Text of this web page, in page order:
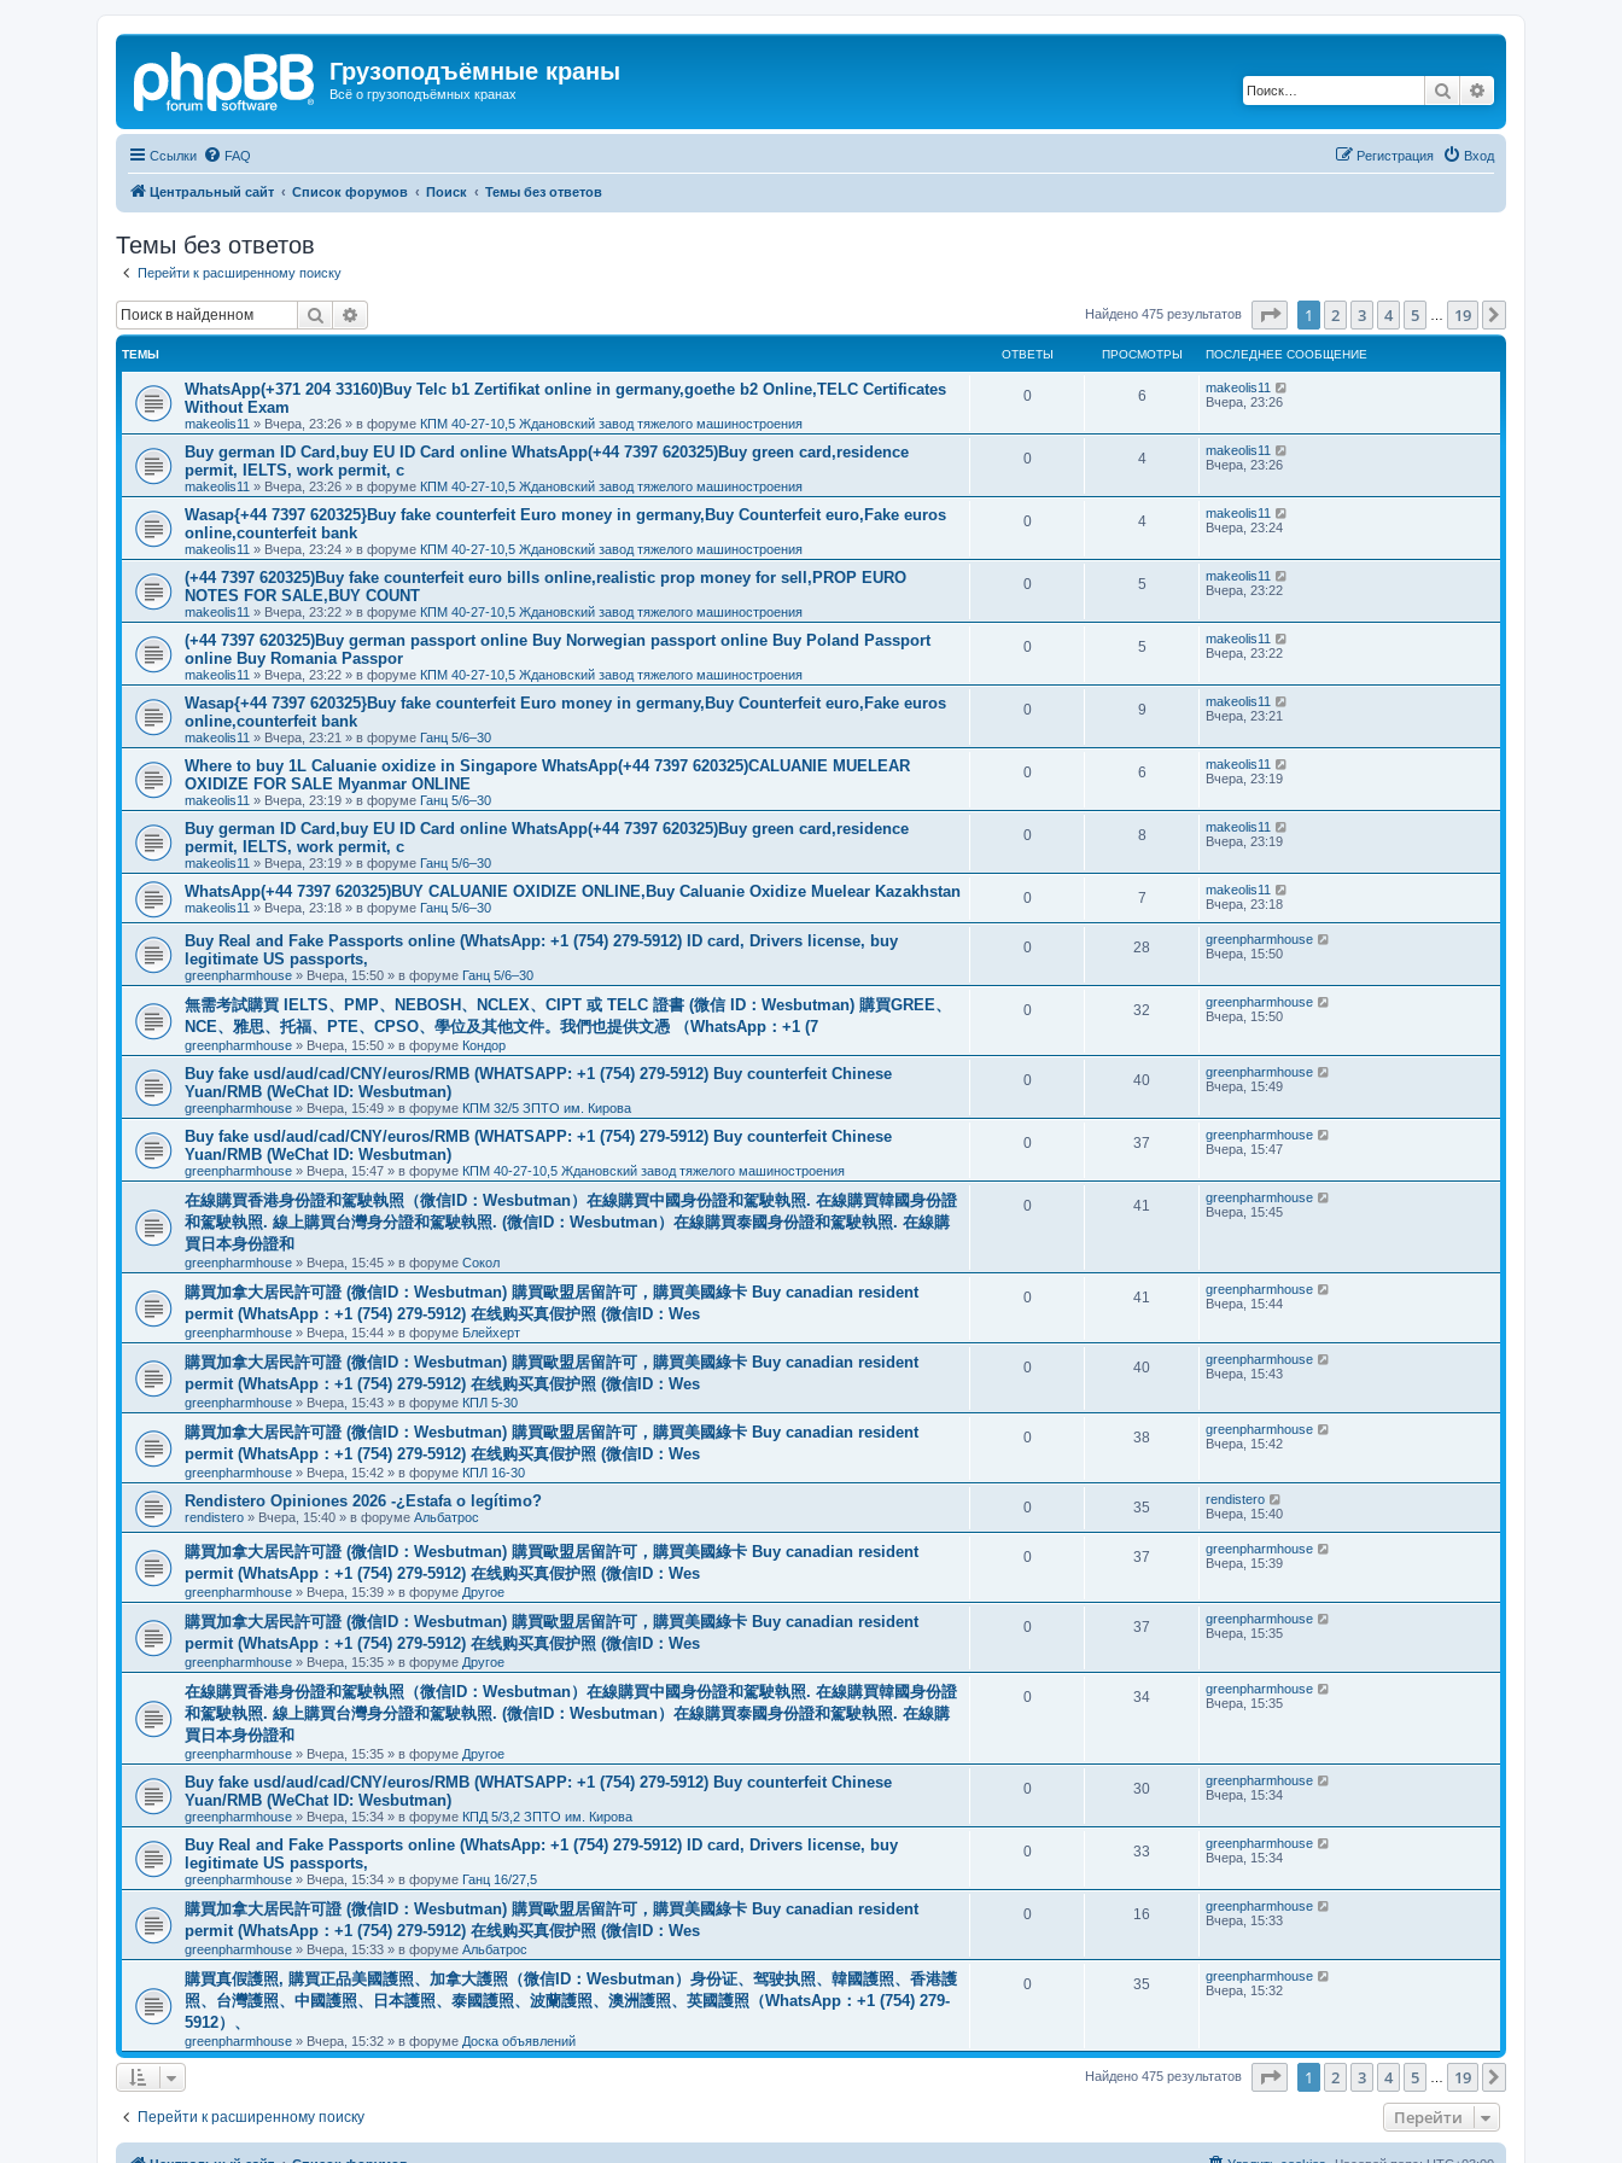
Грузоподъёмные краны
Всё о грузоподъёмных кранах Поиск
Ссылки FAQ Вход
Регистрация
Центральный сайт Список форумов Поиск Темы без ответов
Темы без ответов
Перейти к расширенному поиску
Поиск Найдено 475 результатов Страница1 из 19
1 2 3 4 5 19
ТЕМЫ ОТВЕТЫ ПРОСМОТРЫ ПОСЛЕДНЕЕ СООБЩЕНИЕ
WhatsApp(+371 204 33160)Buy Telc b1 Zertifikat online in germany,goethe b2 Online,TELC Certificates
Without Exam
makeolis11 » Вчера, 23:26 » в форуме КПМ 40-27-10,5 Ждановский завод тяжелого машиностроения
0 6
makeolis11
Вчера, 23:26
Buy german ID Card,buy EU ID Card online WhatsApp(+44 7397 620325)Buy green card,residence
permit, IELTS, work permit, c
makeolis11 » Вчера, 23:26 » в форуме КПМ 40-27-10,5 Ждановский завод тяжелого машиностроения
0 4
makeolis11
Вчера, 23:26
Wasap{+44 7397 620325}Buy fake counterfeit Euro money in germany,Buy Counterfeit euro,Fake euros
online,counterfeit bank
makeolis11 » Вчера, 23:24 » в форуме КПМ 40-27-10,5 Ждановский завод тяжелого машиностроения
0 4
makeolis11
Вчера, 23:24
(+44 7397 620325)Buy fake counterfeit euro bills online,realistic prop money for sell,PROP EURO
NOTES FOR SALE,BUY COUNT
makeolis11 » Вчера, 23:22 » в форуме КПМ 40-27-10,5 Ждановский завод тяжелого машиностроения
0 5
makeolis11
Вчера, 23:22
(+44 7397 620325)Buy german passport online Buy Norwegian passport online Buy Poland Passport
online Buy Romania Passpor
makeolis11 » Вчера, 23:22 » в форуме КПМ 40-27-10,5 Ждановский завод тяжелого машиностроения
0 5
makeolis11
Вчера, 23:22
Wasap{+44 7397 620325}Buy fake counterfeit Euro money in germany,Buy Counterfeit euro,Fake euros
online,counterfeit bank
makeolis11 » Вчера, 23:21 » в форуме Ганц 5/6–30
0 9
makeolis11
Вчера, 23:21
Where to buy 1L Caluanie oxidize in Singapore WhatsApp(+44 7397 620325)CALUANIE MUELEAR
OXIDIZE FOR SALE Myanmar ONLINE
makeolis11 » Вчера, 23:19 » в форуме Ганц 5/6–30
0 6
makeolis11
Вчера, 23:19
Buy german ID Card,buy EU ID Card online WhatsApp(+44 7397 620325)Buy green card,residence
permit, IELTS, work permit, c
makeolis11 » Вчера, 23:19 » в форуме Ганц 5/6–30
0 8
makeolis11
Вчера, 23:19
WhatsApp(+44 7397 620325)BUY CALUANIE OXIDIZE ONLINE,Buy Caluanie Oxidize Muelear Kazakhstan
makeolis11 » Вчера, 23:18 » в форуме Ганц 5/6–30
0 7
makeolis11
Вчера, 23:18
Buy Real and Fake Passports online (WhatsApp: +1 (754) 279-5912) ID card, Drivers license, buy
legitimate US passports,
greenpharmhouse » Вчера, 15:50 » в форуме Ганц 5/6–30
0 28
greenpharmhouse
Вчера, 15:50
無需考試購買 IELTS、PMP、NEBOSH、NCLEX、CIPT 或 TELC 證書 (微信 ID：Wesbutman) 購買GREE、
NCE、雅思、托福、PTE、CPSO、學位及其他文件。我們也提供文憑 （WhatsApp：+1 (7
greenpharmhouse » Вчера, 15:50 » в форуме Кондор
0 32
greenpharmhouse
Вчера, 15:50
Buy fake usd/aud/cad/CNY/euros/RMB (WHATSAPP: +1 (754) 279-5912) Buy counterfeit Chinese
Yuan/RMB (WeChat ID: Wesbutman)
greenpharmhouse » Вчера, 15:49 » в форуме КПМ 32/5 ЗПТО им. Кирова
0 40
greenpharmhouse
Вчера, 15:49
Buy fake usd/aud/cad/CNY/euros/RMB (WHATSAPP: +1 (754) 279-5912) Buy counterfeit Chinese
Yuan/RMB (WeChat ID: Wesbutman)
greenpharmhouse » Вчера, 15:47 » в форуме КПМ 40-27-10,5 Ждановский завод тяжелого машиностроения
0 37
greenpharmhouse
Вчера, 15:47
在線購買香港身份證和駕駛執照（微信ID：Wesbutman）在線購買中國身份證和駕駛執照. 在線購買韓國身份證
和駕駛執照. 線上購買台灣身分證和駕駛執照. (微信ID：Wesbutman）在線購買泰國身份證和駕駛執照. 在線購
買日本身份證和
greenpharmhouse » Вчера, 15:45 » в форуме Сокол
0 41
greenpharmhouse
Вчера, 15:45
購買加拿大居民許可證 (微信ID：Wesbutman) 購買歐盟居留許可，購買美國綠卡 Buy canadian resident
permit (WhatsApp：+1 (754) 279-5912) 在线购买真假护照 (微信ID：Wes
greenpharmhouse » Вчера, 15:44 » в форуме Блейхерт
0 41
greenpharmhouse
Вчера, 15:44
購買加拿大居民許可證 (微信ID：Wesbutman) 購買歐盟居留許可，購買美國綠卡 Buy canadian resident
permit (WhatsApp：+1 (754) 279-5912) 在线购买真假护照 (微信ID：Wes
greenpharmhouse » Вчера, 15:43 » в форуме КПЛ 5-30
0 40
greenpharmhouse
Вчера, 15:43
購買加拿大居民許可證 (微信ID：Wesbutman) 購買歐盟居留許可，購買美國綠卡 Buy canadian resident
permit (WhatsApp：+1 (754) 279-5912) 在线购买真假护照 (微信ID：Wes
greenpharmhouse » Вчера, 15:42 » в форуме КПЛ 16-30
0 38
greenpharmhouse
Вчера, 15:42
Rendistero Opiniones 2026 -¿Estafa o legítimo?
rendistero » Вчера, 15:40 » в форуме Альбатрос
0 35
rendistero
Вчера, 15:40
購買加拿大居民許可證 (微信ID：Wesbutman) 購買歐盟居留許可，購買美國綠卡 Buy canadian resident
permit (WhatsApp：+1 (754) 279-5912) 在线购买真假护照 (微信ID：Wes
greenpharmhouse » Вчера, 15:39 » в форуме Другое
0 37
greenpharmhouse
Вчера, 15:39
購買加拿大居民許可證 (微信ID：Wesbutman) 購買歐盟居留許可，購買美國綠卡 Buy canadian resident
permit (WhatsApp：+1 (754) 279-5912) 在线购买真假护照 (微信ID：Wes
greenpharmhouse » Вчера, 15:35 » в форуме Другое
0 37
greenpharmhouse
Вчера, 15:35
在線購買香港身份證和駕駛執照（微信ID：Wesbutman）在線購買中國身份證和駕駛執照. 在線購買韓國身份證
和駕駛執照. 線上購買台灣身分證和駕駛執照. (微信ID：Wesbutman）在線購買泰國身份證和駕駛執照. 在線購
買日本身份證和
greenpharmhouse » Вчера, 15:35 » в форуме Другое
0 34
greenpharmhouse
Вчера, 15:35
Buy fake usd/aud/cad/CNY/euros/RMB (WHATSAPP: +1 (754) 279-5912) Buy counterfeit Chinese
Yuan/RMB (WeChat ID: Wesbutman)
greenpharmhouse » Вчера, 15:34 » в форуме КПД 5/3,2 ЗПТО им. Кирова
0 30
greenpharmhouse
Вчера, 15:34
Buy Real and Fake Passports online (WhatsApp: +1 (754) 279-5912) ID card, Drivers license, buy
legitimate US passports,
greenpharmhouse » Вчера, 15:34 » в форуме Ганц 16/27,5
0 33
greenpharmhouse
Вчера, 15:34
購買加拿大居民許可證 (微信ID：Wesbutman) 購買歐盟居留許可，購買美國綠卡 Buy canadian resident
permit (WhatsApp：+1 (754) 279-5912) 在线购买真假护照 (微信ID：Wes
greenpharmhouse » Вчера, 15:33 » в форуме Альбатрос
0 16
greenpharmhouse
Вчера, 15:33
購買真假護照, 購買正品美國護照、加拿大護照（微信ID：Wesbutman）身份证、驾驶执照、韓國護照、香港護
照、台灣護照、中國護照、日本護照、泰國護照、波蘭護照、澳洲護照、英國護照（WhatsApp：+1 (754) 279-
5912）、
greenpharmhouse » Вчера, 15:32 » в форуме Доска объявлений
0 35
greenpharmhouse
Вчера, 15:32
Найдено 475 результатов Страница1 из 19
1 2 3 4 5 19
Перейти к расширенному поиску Перейти